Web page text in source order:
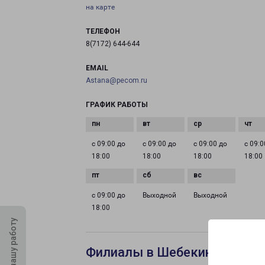
на карте
ТЕЛЕФОН
8(7172) 644-644
EMAIL
Astana@pecom.ru
ГРАФИК РАБОТЫ
с 09:00 до
18:00
с 09:00 до
18:00
с 09:00 до
18:00
с
18:00
с 09:00 до
18:00
Выходной Выходной
Филиалы в Шебекине